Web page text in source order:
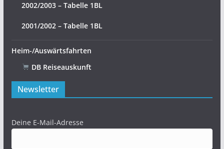
2002/2003 – Tabelle 1BL
2001/2002 – Tabelle 1BL
Heim-/Auswärtsfahrten
DB Reiseauskunft
Newsletter
Deine E-Mail-Adresse